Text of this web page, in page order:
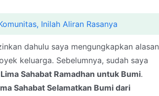
Inilah Aliran Rasanya
dahulu saya mengungkapkan alasan
keluarga. Sebelumnya, sudah saya
Sahabat Ramadhan untuk Bumi.
Sahabat Selamatkan Bumi dari